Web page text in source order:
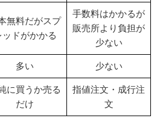
無料だがスプ
ッドがかかる
手数料はかかるが
販売所より負担が
少ない
多い 少ない
に買うか売る
だけ
指値注文・成行注
文